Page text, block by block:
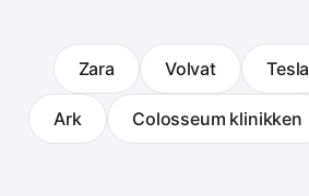
Zara Volvat Tesla
Ark Colosseum klinikken